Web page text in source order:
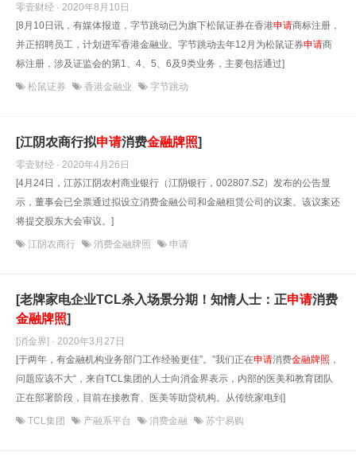
零壹财经 · 2020年8月10日
[8月10日讯，有媒体报道，字节跳动已为旗下松鼠证券在香港申请商标注册，
并正招聘员工，计划进军香港金融业。字节跳动去年12月为松鼠证券申请商
标注册，涉及证监会的第1、4、5、6及9类业务，主要包括通过]
松鼠证券 香港金融业 字节跳动
[江阴农商行拟申请消费金融牌照]
零壹财经 · 2020年4月26日
[4月24日，江苏江阴农村商业银行（江阴银行，002807.SZ）发布的公告显
示，董事会已全票通过拟设立消费金融公司和金融租赁公司的议案。该议案还
将提交股东大会审议。]
江阴农商行 消费金融牌照 申请
[老牌家电企业TCL杀入场景分期！知情人士：正申请消费
金融牌照]
[消金界] · 2020年3月27日
[于两年，有金融机构业务部门工作经验更佳”。”我们正在申请消费金融牌照 ，
问题应该不大“，来自TCL集团的人士向消金界表示，内部的医美和教育团队
正在部署阶段，目前在接教育、医美等助贷机构。从传统家电到]
TCL集团 产融系平台 消费金融 苏宁易购